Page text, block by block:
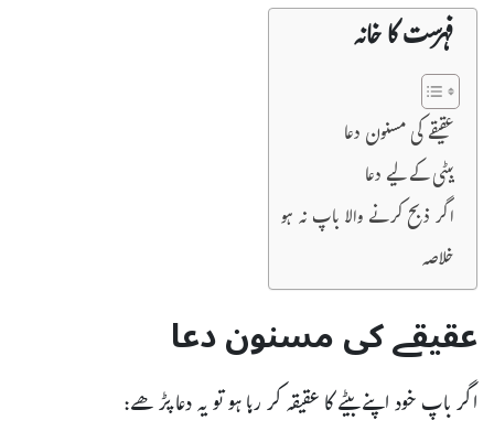
فہرست کا خانہ
عقیقے کی مسنون دعا
بیٹی کے لیے دعا
اگر ذبح کرنے والا باپ نہ ہو
خلاصہ
عقیقے کی مسنون دعا
اگر باپ خود اپنے بیٹے کا عقیقہ کر رہا ہو تو یہ دعا پڑھے: